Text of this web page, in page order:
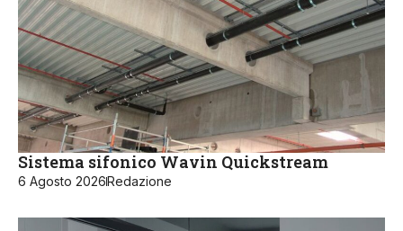
Sistema sifonico Wavin Quickstream
6 Agosto 2026Redazione